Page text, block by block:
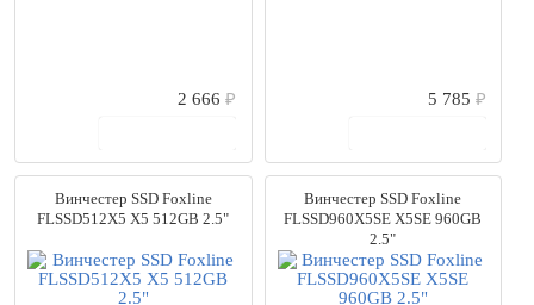
2 666₽
5 785 ₽
Винчестер SSD Foxline
FLSSD512X5 X5 512GB 2.5"
Винчестер SSD Foxline
FLSSD960X5SE X5SE 960GB
2.5"